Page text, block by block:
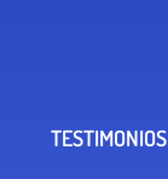
TESTIMONIOS